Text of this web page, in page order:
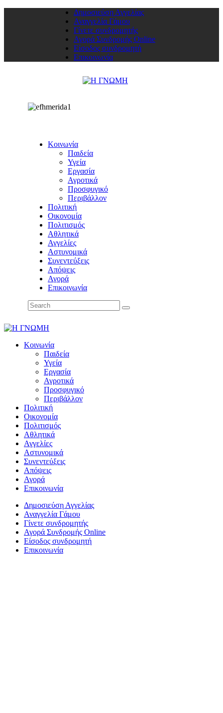
Δημοσιεύση Αγγελίας
Αναγγελία Γάμου
Γίνετε συνδρομητής
Αγορά Συνδρομής Online
Είσοδος συνδρομητή
Επικοινωνία
Κοινωνία
Παιδεία
Υγεία
Εργασία
Αγροτικά
Προσφυγικό
Περιβάλλον
Πολιτική
Οικονομία
Πολιτισμός
Αθλητικά
Αγγελίες
Αστυνομικά
Συνεντεύξεις
Απόψεις
Αγορά
Επικοινωνία
Κοινωνία
Παιδεία
Υγεία
Εργασία
Αγροτικά
Προσφυγικό
Περιβάλλον
Πολιτική
Οικονομία
Πολιτισμός
Αθλητικά
Αγγελίες
Αστυνομικά
Συνεντεύξεις
Απόψεις
Αγορά
Επικοινωνία
Δημοσιεύση Αγγελίας
Αναγγελία Γάμου
Γίνετε συνδρομητής
Αγορά Συνδρομής Online
Είσοδος συνδρομητή
Επικοινωνία